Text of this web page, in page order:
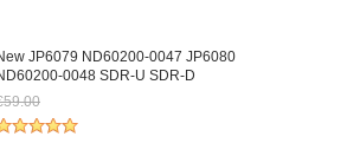
JP6079 ND60200-0047 JP6080
0048 SDR-U SDR-D
nur noch €54.87